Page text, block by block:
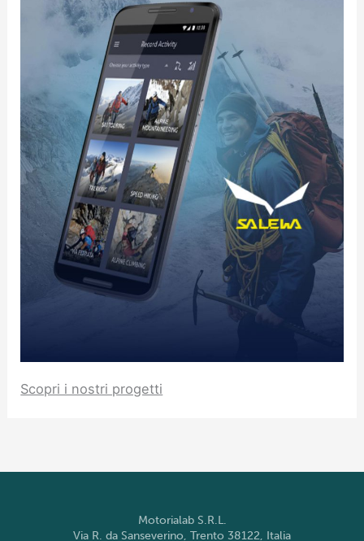
Scopri i nostri progetti
Motorialab S.R.L.
Via R. da Sanseverino, Trento 38122, Italia